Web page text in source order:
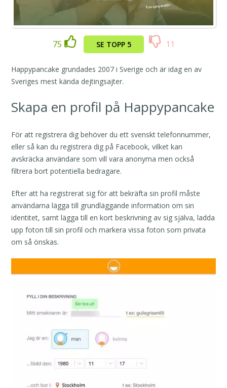
75 SE TOPP 5 11
Happypancake grundades 2007 i Sverige och är idag en av
Sveriges mest kända dejtingsajter.
Skapa en profil på Happypancake
För att registrera dig behöver du ett svenskt telefonnummer,
eller så kan du registrera dig på Facebook, vilket kan
avskräcka användare som vill vara anonyma men också
filtrera bort potentiella bedragare.
Efter att ha registrerat sig för att bekräfta sin profil måste
användarna lägga till grundläggande information om sin
identitet, samt lägga till en kort beskrivning av sig själva, ladda
upp foton till sin profil och markera vissa foton som privata
om så önskas.